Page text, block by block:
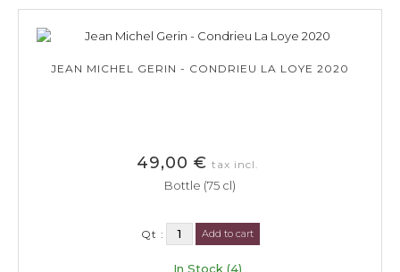
JEAN MICHEL GERIN - CONDRIEU LA LOYE 2020
49,00 € tax incl.
Bottle (75 cl)
Qt : Add to cart
In Stock (4)